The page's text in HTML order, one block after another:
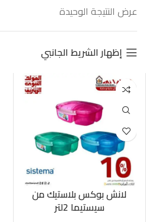
عرض النتيجة الوحيدة
إظهار الشريط الجانبي
لانش بوكس بلاستيك من
سيستيما 2لتر